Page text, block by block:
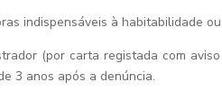
indispensáveis à habitabilidade
(por carta registada com
3 anos após a denúncia.